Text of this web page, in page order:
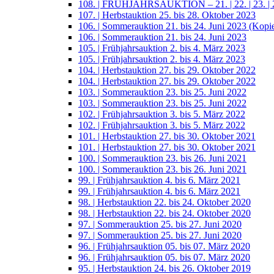
108. | FRÜHJAHRSAUKTION – 21. | 22. | 23. |
107. | Herbstauktion 25. bis 28. Oktober 2023
106. | Sommerauktion 21. bis 24. Juni 2023
106. | Sommerauktion 21. bis 24. Juni 2023
105. | Frühjahrsauktion 2. bis 4. März 2023
105. | Frühjahrsauktion 2. bis 4. März 2023
104. | Herbstauktion 27. bis 29. Oktober 2022
104. | Herbstauktion 27. bis 29. Oktober 2022
103. | Sommerauktion 23. bis 25. Juni 2022
103. | Sommerauktion 23. bis 25. Juni 2022
102. | Frühjahrsauktion 3. bis 5. März 2022
102. | Frühjahrsauktion 3. bis 5. März 2022
101. | Herbstauktion 27. bis 30. Oktober 2021
101. | Herbstauktion 27. bis 30. Oktober 2021
100. | Sommerauktion 23. bis 26. Juni 2021
100. | Sommerauktion 23. bis 26. Juni 2021
99. | Frühjahrsauktion 4. bis 6. März 2021
99. | Frühjahrsauktion 4. bis 6. März 2021
98. | Herbstauktion 22. bis 24. Oktober 2020
98. | Herbstauktion 22. bis 24. Oktober 2020
97. | Sommerauktion 25. bis 27. Juni 2020
97. | Sommerauktion 25. bis 27. Juni 2020
96. | Frühjahrsauktion 05. bis 07. März 2020
96. | Frühjahrsauktion 05. bis 07. März 2020
95. | Herbstauktion 24. bis 26. Oktober 2019